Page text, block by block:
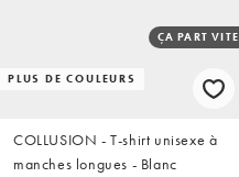
PLUS DE COULEURS
ÇA PART VITE
COLLUSION - T-shirt unisexe à
manches longues - Blanc